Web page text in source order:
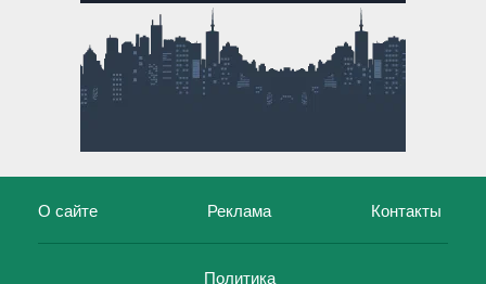
О сайте Реклама Контакты
Политика